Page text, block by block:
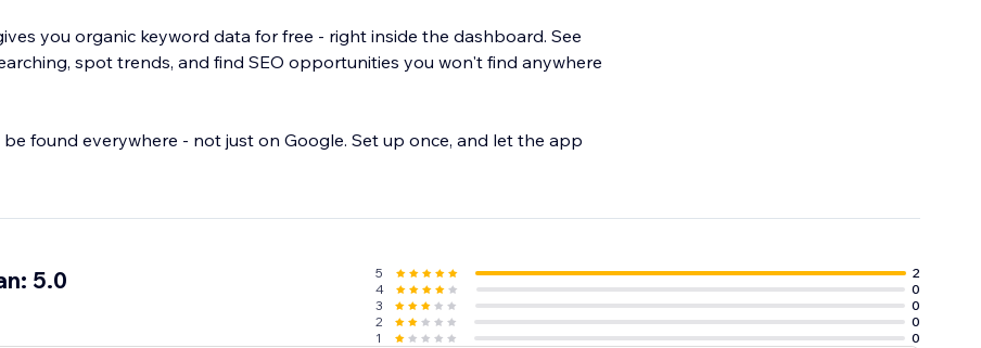
you organic keyword data for free - right inside the dashboard. See
spot trends, and find SEO opportunities you won't find anywhere
be found everywhere - not just on Google. Set up once, and let the app
5.0 5
2
4
0
3
0
2
0
1
0